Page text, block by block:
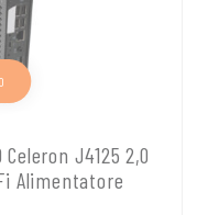
J4125 2,0
Alimentatore